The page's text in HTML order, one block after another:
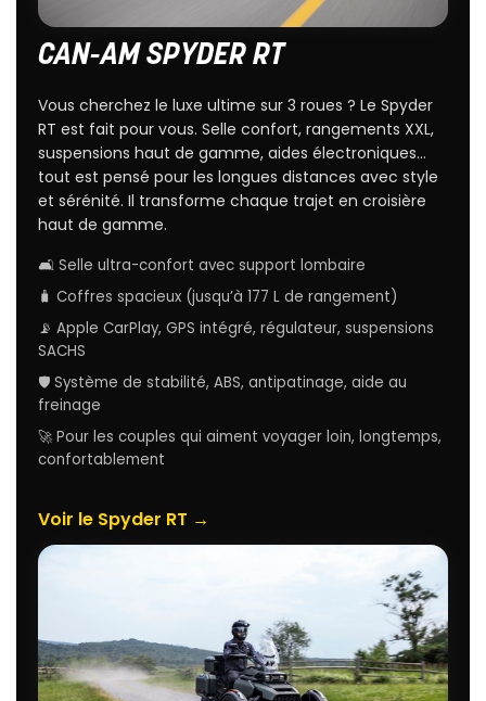
CAN-AM SPYDER RT
Vous cherchez le luxe ultime sur 3 roues ? Le Spyder
RT est fait pour vous. Selle confort, rangements XXL,
suspensions haut de gamme, aides électroniques…
tout est pensé pour les longues distances avec style
et sérénité. Il transforme chaque trajet en croisière
haut de gamme.
🛋️ Selle ultra-confort avec support lombaire
🧳 Coffres spacieux (jusqu’à 177 L de rangement)
📡 Apple CarPlay, GPS intégré, régulateur, suspensions
SACHS
🛡️ Système de stabilité, ABS, antipatinage, aide au
freinage
🚀 Pour les couples qui aiment voyager loin, longtemps,
confortablement
Voir le Spyder RT →